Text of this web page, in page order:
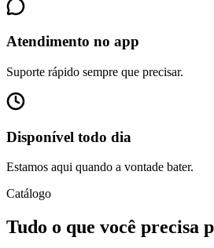
Atendimento no app
Suporte rápido sempre que precisar.
Disponível todo dia
Estamos aqui quando a vontade bater.
Catálogo
Tudo o que você precisa